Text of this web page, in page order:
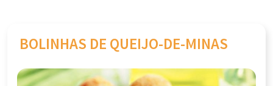
BOLINHAS DE QUEIJO-DE-MINAS